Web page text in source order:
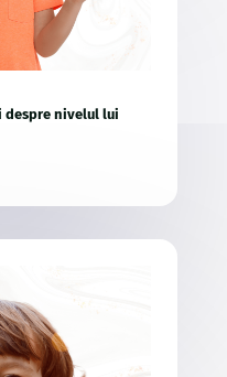
despre nivelul lui